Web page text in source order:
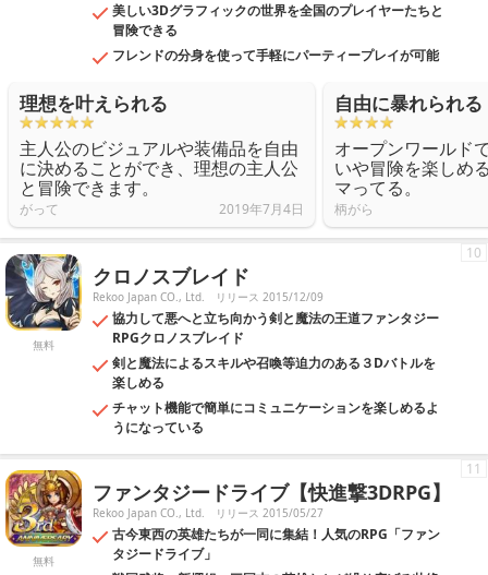
美しい3Dグラフィックの世界を全国のプレイヤーたちと
冒険できる
フレンドの分身を使って手軽にパーティープレイが可能
理想を叶えられる
主人公のビジュアルや装備品を自由
に決めることができ、理想の主人公
と冒険できます。
がって 2019年7月4日
自由に暴れられる
オープンワールド
いや冒険を楽しめ
マってる。
柄がら
無料
クロノスブレイド
Rekoo Japan CO., Ltd. リリース 2015/12/09
協力して悪へと立ち向かう剣と魔法の王道ファンタジー
RPGクロノスブレイド
剣と魔法によるスキルや召喚等迫力のある３Dバトルを
楽しめる
チャット機能で簡単にコミュニケーションを楽しめるよ
うになっている
10
無料
ファンタジードライブ【快進撃3DRPG】
Rekoo Japan CO., Ltd. リリース 2015/05/27
古今東西の英雄たちが一同に集結！人気のRPG「ファン
タジードライブ」
11